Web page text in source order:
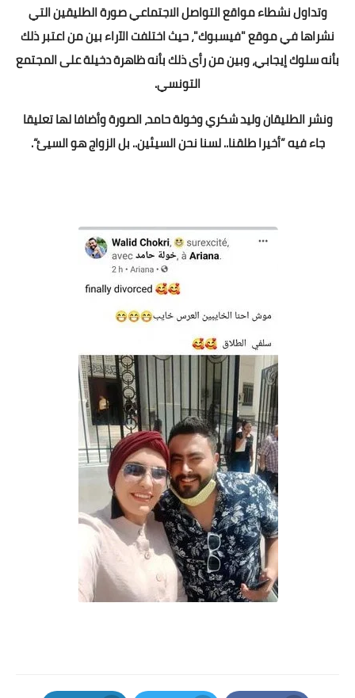
وتداول نشطاء مواقع التواصل الاجتماعي صورة الطليقين التي
نشراها في موقع "فيسبوك"، حيث اختلفت الآراء بين من اعتبر ذلك
بأنه سلوك إيجابي، وبين من رأى ذلك بأنه ظاهرة دخيلة على المجتمع
التونسي.
ونشر الطليقان وليد شكري وخولة حامد، الصورة وأضافا لها تعليقا
جاء فيه ”أخيرا طلقنا.. لسنا نحن السيئين.. بل الزواج هو السيئ“.